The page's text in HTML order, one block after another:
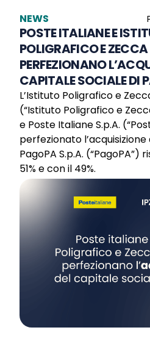
NEWS
POSTE ITALIANE E
POLIGRAFICO E
PERFEZIONANO
CAPITALE SOCIALE DI
L’Istituto Poligrafico e
(“Istituto Poligrafico e
e Poste Italiane S.p.A.
perfezionato
PagoPA S.p.A.
51% e con il 49%.